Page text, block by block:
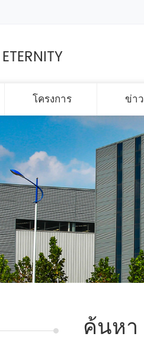
โครงการ ข่าว
ค้นหา